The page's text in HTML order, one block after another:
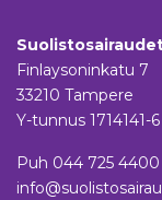
Finlaysoninkatu 7
33210 Tampere
Y-tunnus 1714141-6
Puh 044 725 4400